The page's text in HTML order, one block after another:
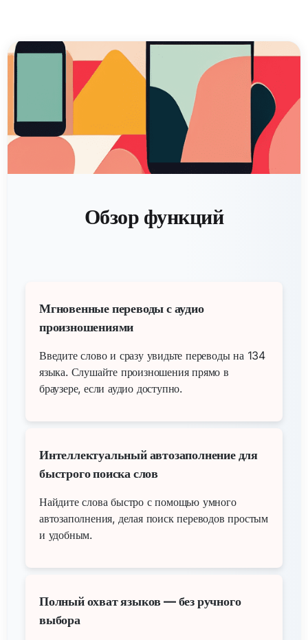
Обзор функций
Мгновенные переводы с аудио
произношениями
Введите слово и сразу увидьте переводы на 134
языка. Слушайте произношения прямо в
браузере, если аудио доступно.
Интеллектуальный автозаполнение для
быстрого поиска слов
Найдите слова быстро с помощью умного
автозаполнения, делая поиск переводов простым
и удобным.
Полный охват языков — без ручного
выбора